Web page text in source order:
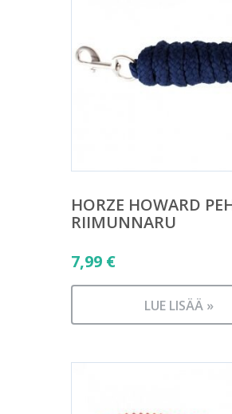
HORZE HOWARD
RIIMUNNARU
7,99 €
LUE LISÄÄ »